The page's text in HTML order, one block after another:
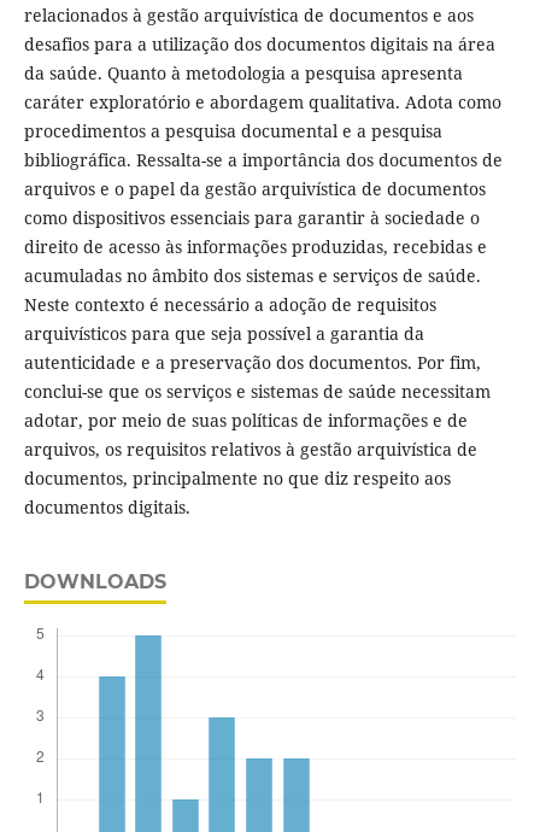
relacionados à gestão arquivística de documentos e aos
desafios para a utilização dos documentos digitais na área
da saúde. Quanto à metodologia a pesquisa apresenta
caráter exploratório e abordagem qualitativa. Adota como
procedimentos a pesquisa documental e a pesquisa
bibliográfica. Ressalta-se a importância dos documentos de
arquivos e o papel da gestão arquivística de documentos
como dispositivos essenciais para garantir à sociedade o
direito de acesso às informações produzidas, recebidas e
acumuladas no âmbito dos sistemas e serviços de saúde.
Neste contexto é necessário a adoção de requisitos
arquivísticos para que seja possível a garantia da
autenticidade e a preservação dos documentos. Por fim,
conclui-se que os serviços e sistemas de saúde necessitam
adotar, por meio de suas políticas de informações e de
arquivos, os requisitos relativos à gestão arquivística de
documentos, principalmente no que diz respeito aos
documentos digitais.
DOWNLOADS